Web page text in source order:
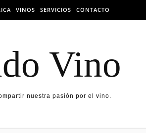
VINOS SERVICIOS CONTACTO
Vino
nuestra pasión por el vino.